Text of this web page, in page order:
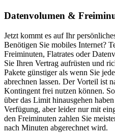
Datenvolumen &
Jetzt kommt es auf Ihr
Benötigen Sie mobiles Internet?
Freiminuten, Flatrates oder
Sie Ihren Vertrag aufrüsten und
Pakete günstiger als wenn Sie
abrechnen lassen. Der Vorteil ist
Kontingent frei nutzen können.
über das Limit hinausgehen
Verfügung, aber leider nur mit
den Freiminuten zahlen Sie
nach Minuten abgerechnet wird.